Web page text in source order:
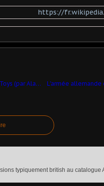
https://
Rénovation : le Brockway de Dinky Toys (par Alain Pierre)
typiquement british au catalogue